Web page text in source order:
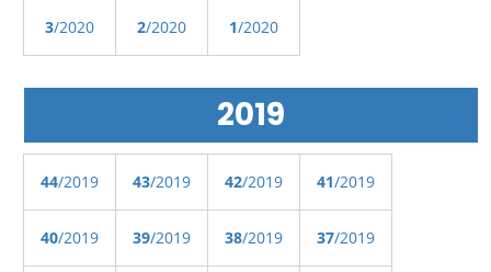
3/2020 2/2020 1/2020
2019
44/2019 43/2019 42/2019 41/2019
40/2019 39/2019 38/2019 37/2019